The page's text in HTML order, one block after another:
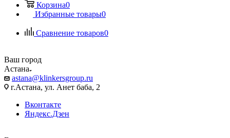
Корзина0
Избранные товары0
Сравнение товаров0
Ваш город
Астана
astana@klinkersgroup.ru
г.Астана, ул. Анет баба, 2
Вконтакте
Яндекс.Дзен